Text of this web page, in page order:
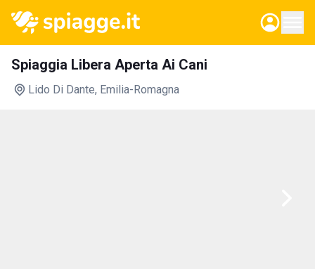
Spiaggia Libera Aperta Ai Cani
Lido Di Dante, Emilia-Romagna